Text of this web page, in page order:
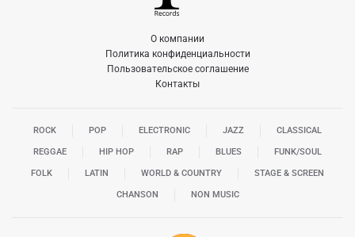
О компании
Политика конфиденциальности
Пользовательское соглашение
Контакты
ROCK POP ELECTRONIC JAZZ CLASSICAL
REGGAE HIP HOP RAP BLUES FUNK/SOUL
FOLK LATIN WORLD & COUNTRY STAGE & SCREEN
CHANSON NON MUSIC